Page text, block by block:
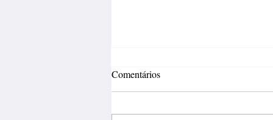
Comentários